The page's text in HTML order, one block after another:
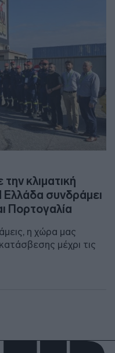
κλιματική
Ελλάδα συνδράμει
Πορτογαλία
η χώρα μας
μέχρι τις